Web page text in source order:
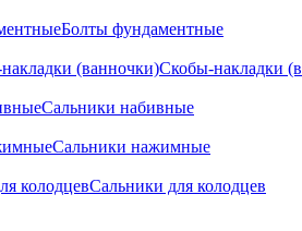
Болты фундаментные
Скобы-накладки
Сальники набивные
Сальники нажимные
Сальники для колодцев